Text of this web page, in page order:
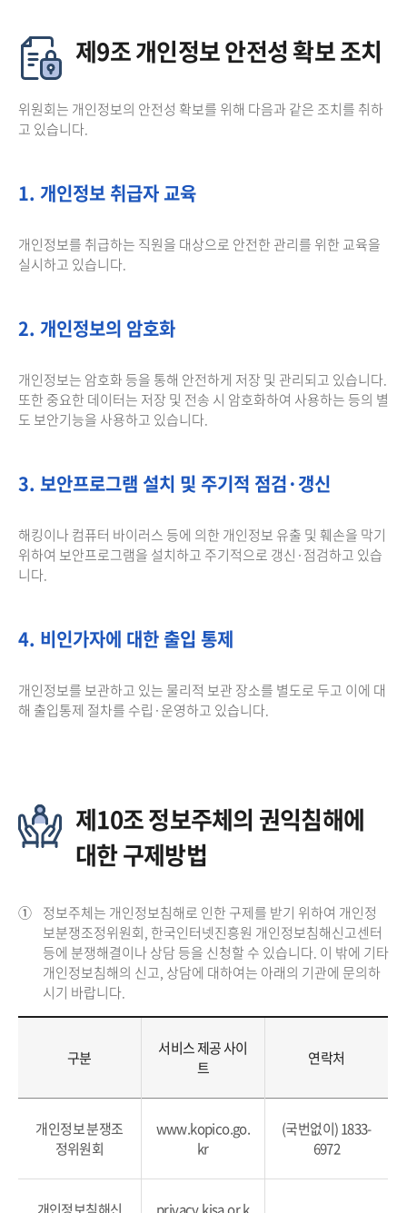
제9조 개인정보 안전성 확보 조치
위원회는 개인정보의 안전성 확보를 위해 다음과 같은 조치를 취하
고 있습니다.
1. 개인정보 취급자 교육
개인정보를 취급하는 직원을 대상으로 안전한 관리를 위한 교육을
실시하고 있습니다.
2. 개인정보의 암호화
개인정보는 암호화 등을 통해 안전하게 저장 및 관리되고 있습니다.
또한 중요한 데이터는 저장 및 전송 시 암호화하여 사용하는 등의 별
도 보안기능을 사용하고 있습니다.
3. 보안프로그램 설치 및 주기적 점검·갱신
해킹이나 컴퓨터 바이러스 등에 의한 개인정보 유출 및 훼손을 막기
위하여 보안프로그램을 설치하고 주기적으로 갱신·점검하고 있습
니다.
4. 비인가자에 대한 출입 통제
개인정보를 보관하고 있는 물리적 보관 장소를 별도로 두고 이에 대
해 출입통제 절차를 수립·운영하고 있습니다.
제10조 정보주체의 권익침해에
대한 구제방법
① 정보주체는 개인정보침해로 인한 구제를 받기 위하여 개인정
보분쟁조정위원회, 한국인터넷진흥원 개인정보침해신고센터
등에 분쟁해결이나 상담 등을 신청할 수 있습니다. 이 밖에 기타
개인정보침해의 신고, 상담에 대하여는 아래의 기관에 문의하
시기 바랍니다.
구분
서비스 제공 사이
트
연락처
개인정보 분쟁조
정위원회
www.kopico.go.
kr
(국번없이) 1833-
6972
개인정보침해신 privacy.kisa.or.k